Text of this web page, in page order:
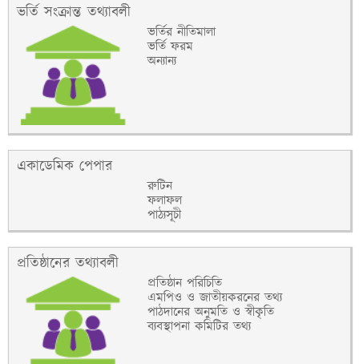
ভর্তি সংক্রান্ত তথ্যাবলী
ভর্তির নীতিমালা
ভর্তি ফরম
অন্যান্য
একাডেমিক পেপার
রুটিন
ফলাফল
পাঠ্যসূচী
প্রতিষ্ঠানের তথ্যাবলী
প্রতিষ্ঠান পরিচিতি
এমপিও ও জাতীয়করনের তথ্য
পাঠদানের অনুমতি ও স্বীকৃতি
ব্যবস্থাপনা কমিটির তথ্য